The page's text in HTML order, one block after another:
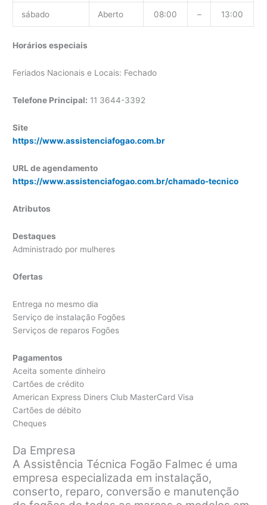
sábado Aberto 08:00 – 13:00
Horários especiais
Feriados Nacionais e Locais: Fechado
Telefone Principal: 11 3644-3392
Site
https://www.assistenciafogao.com.br
URL de agendamento
https://www.assistenciafogao.com.br/chamado-tecnico
Atributos
Destaques
Administrado por mulheres
Ofertas
Entrega no mesmo dia
Serviço de instalação Fogões
Serviços de reparos Fogões
Pagamentos
Aceita somente dinheiro
Cartões de crédito
American Express Diners Club MasterCard Visa
Cartões de débito
Cheques
Da Empresa
A Assistência Técnica Fogão Falmec é uma
empresa especializada em instalação,
conserto, reparo, conversão e manutenção